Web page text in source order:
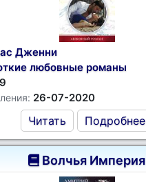
Дженни
любовные романы
26-07-2020
Читать Подробнее
Волчья Империя